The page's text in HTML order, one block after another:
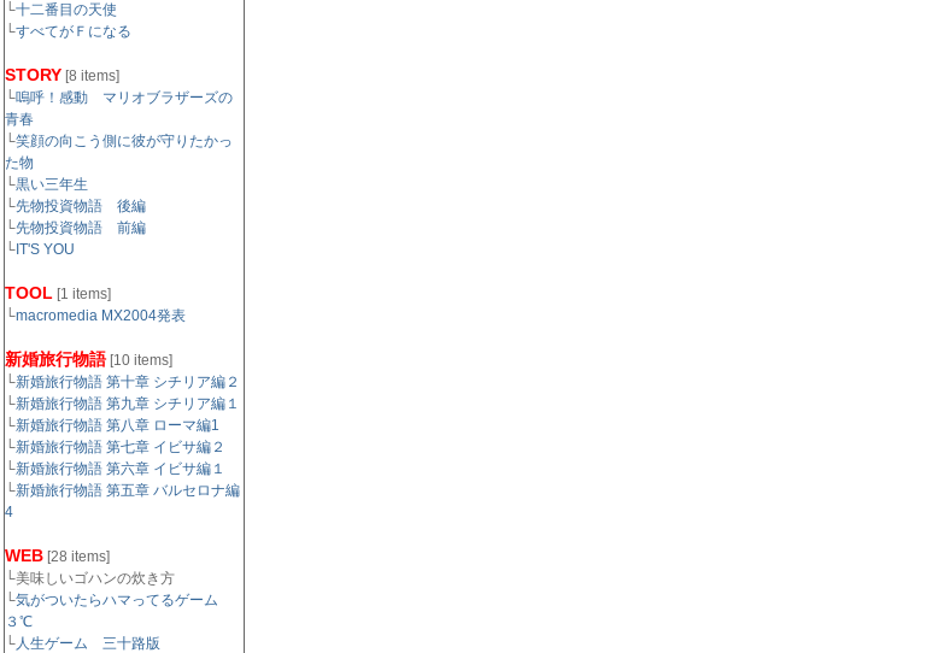
└十二番目の天使
└すべてがＦになる
STORY [8 items]
└嗚呼！感動 マリオブラザーズの
青春
└笑顔の向こう側に彼が守りたかっ
た物
└黒い三年生
└先物投資物語 後編
└先物投資物語 前編
└ IT'S YOU
TOOL [1 items]
└macromedia MX2004発表
新婚旅行物語 [10 items]
└新婚旅行物語 第十章 シチリア編２
└新婚旅行物語 第九章 シチリア編１
└新婚旅行物語 第八章 ローマ編1
└新婚旅行物語 第七章 イビサ編２
└新婚旅行物語 第六章 イビサ編１
└新婚旅行物語 第五章 バルセロナ編
4
WEB [28 items]
└美味しいゴハンの炊き方
└気がついたらハマってるゲーム
３℃
└人生ゲーム 三十路版